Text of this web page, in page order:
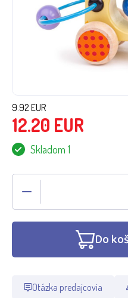
9.92EUR
12.20 EUR
Skladom 1
Do
Otázka predajcovia